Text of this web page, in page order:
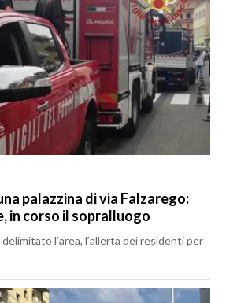
palazzina di via Falzarego:
in corso il sopralluogo
l’area, l’allerta dei residenti per